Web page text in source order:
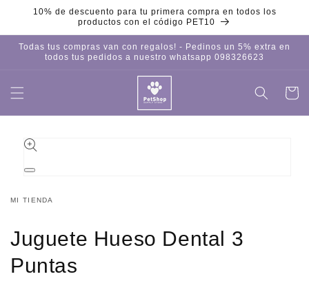
directamente
10% de descuento para tu primera compra en todos los
productos con el código PET10
Todas tus compras van con regalos! - Pedinos un 5% extra en
todos tus pedidos a nuestro whatsapp 098326623
Iniciar
sesión
Carrito
directamente
a la
del producto
Abrir
multimedia
1
ventana
modal
MI TIENDA
Juguete Hueso Dental 3
Puntas